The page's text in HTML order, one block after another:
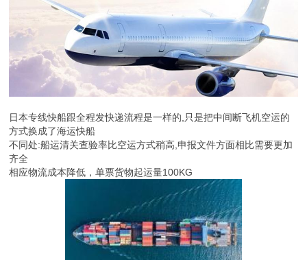
日本专线快船跟全程发快递流程是一样的,只是把中间断飞机空运的
方式换成了海运快船
不同处:船运清关查验率比空运方式稍高,申报文件方面相比需要更加
齐全
相应物流成本降低，单票货物起运量100KG